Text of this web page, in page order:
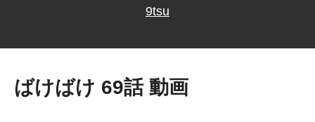
9tsu
ばけばけ 69話 動画